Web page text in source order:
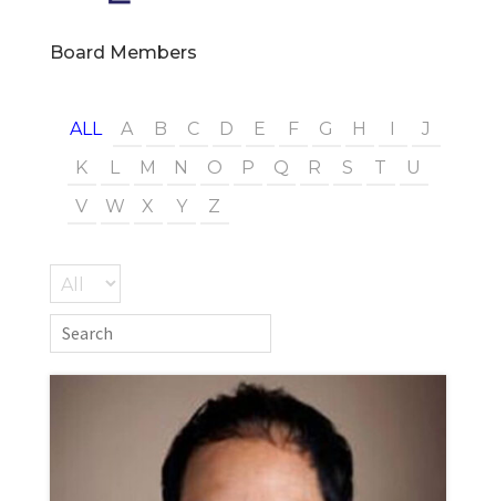
Board Members
ALL A B C D E F G H
J
K
L M N O P Q R S T
U
V
W X Y Z